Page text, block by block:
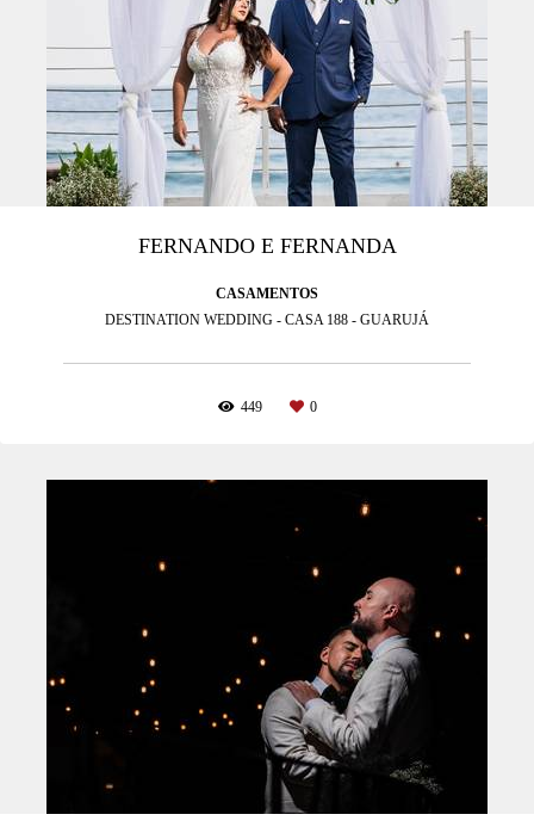
FERNANDO E FERNANDA
CASAMENTOS
DESTINATION WEDDING - CASA 188 - GUARUJÁ
449 0